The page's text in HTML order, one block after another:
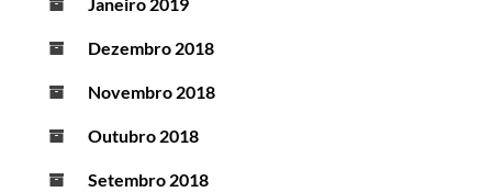
Dezembro 2018
Novembro 2018
Outubro 2018
Setembro 2018